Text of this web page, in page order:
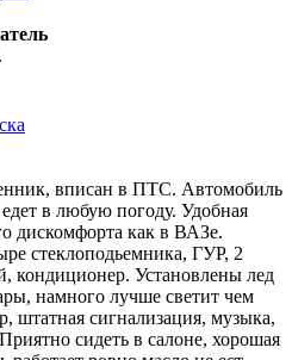
вписан в ПТС. Автомобиль
в любую погоду. Удобная
дискомфорта как в ВАЗе.
стеклоподьемника, ГУР, 2
кондиционер. Установлены лед
намного лучше светит чем
штатная сигнализация, музыка,
сидеть в салоне, хорошая